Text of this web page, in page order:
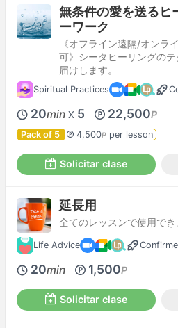
無条件の愛を送るヒ
ーワーク
《オフライン遠隔/オンラ
可》シータヒーリングの
届けします。
Spiritual Practices
20min X 5 22,500P
Pack of 5 4,500P per lesson
Solicitar clase
延長用
全てのレッスンで使用でき
Life Advice
20min 1,500P
Solicitar clase